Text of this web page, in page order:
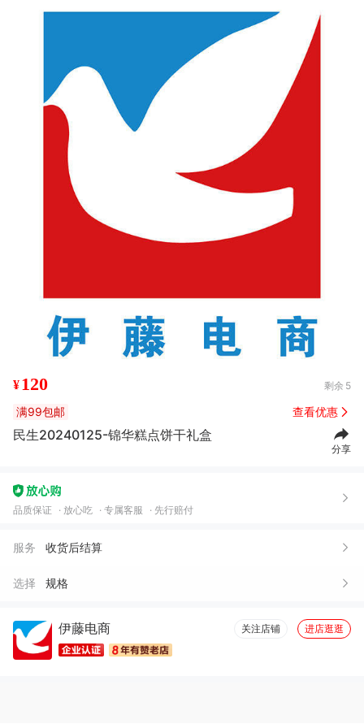
¥120 剩余 5
满99包邮 查看优惠
民生20240125-锦华糕点饼干礼盒
分享
品质保证 放心吃 专属客服 先行赔付
服务 收货后结算
选择 规格
伊藤电商 关注店铺 进店逛逛